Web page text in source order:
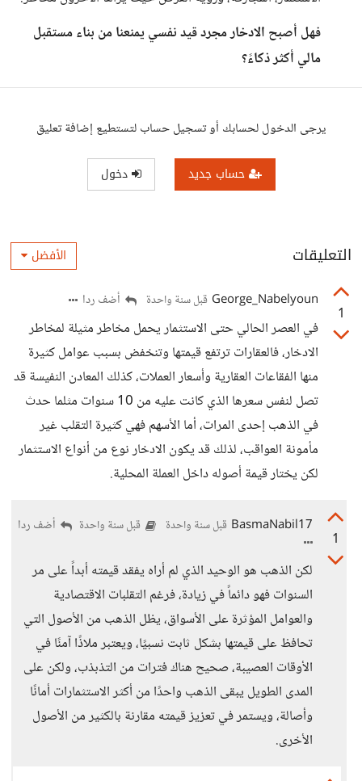
فهل أصبح الادخار مجرد قيد نفسي يمنعنا من بناء مستقبل
مالي أكثر ذكاءً؟
يرجى الدخول لحسابك أو تسجيل حساب لتستطيع إضافة تعليق
حساب جديد دخول
التعليقات الأفضل
1
George_Nabelyoun قبل سنة واحدة أضف ردا
في العصر الحالي حتى الاستثمار يحمل مخاطر مثيلة لمخاطر
الادخار، فالعقارات ترتفع قيمتها وتنخفض بسبب عوامل كثيرة
منها الفقاعات العقارية وأسعار العملات، كذلك المعادن النفيسة قد
تصل لنفس سعرها الذي كانت عليه من 10 سنوات مثلما حدث
في الذهب إحدى المرات، أما الأسهم فهي كثيرة التقلب غير
مأمونة العواقب، لذلك قد يكون الادخار نوع من أنواع الاستثمار
لكن يختار قيمة أصوله داخل العملة المحلية.
1
BasmaNabil17 قبل سنة واحدة قبل سنة واحدة أضف ردا
لكن الذهب هو الوحيد الذي لم أراه يفقد قيمته أبداً على مر
السنوات فهو دائماً في زيادة، فرغم التقلبات الاقتصادية
والعوامل المؤثرة على الأسواق، يظل الذهب من الأصول التي
تحافظ على قيمتها بشكل ثابت نسبيًا، ويعتبر ملاذًا آمنًا في
الأوقات العصيبة، صحيح هناك فترات من التذبذب، ولكن على
المدى الطويل يبقى الذهب واحدًا من أكثر الاستثمارات أمانًا
وأصالة، ويستمر في تعزيز قيمته مقارنة بالكثير من الأصول
الأخرى.